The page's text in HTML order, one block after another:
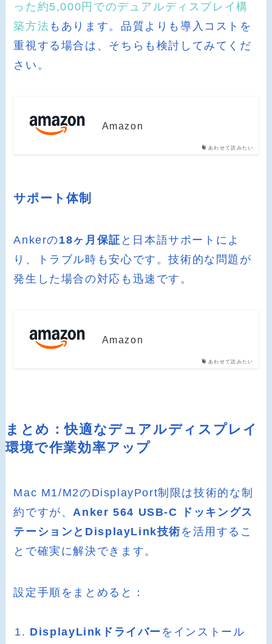
った約5,000円でのデュアルディスプレイ構
築方法 もあります。品質よりも導入コストを
重視する場合は、そちらも検討してみてくだ
さい。
あわせて読みたい
Amazon
サポート体制
Ankerの18ヶ月保証 と日本語サポートによ
り、トラブル時も安心です。技術的な問題が
発生した場合の対応も迅速です。
あわせて読みたい
Amazon
まとめ：快適なデュアルディスプレイ
環境で作業効率アップ
Mac M1/M2のDisplayPort制限は技術的な制
約ですが、 Anker 564 USB-C ドッキングス
テーションとDisplayLink技術 を活用するこ
とで確実に解決できます。
設定手順をまとめると：
DisplayLinkドライバー をインストール